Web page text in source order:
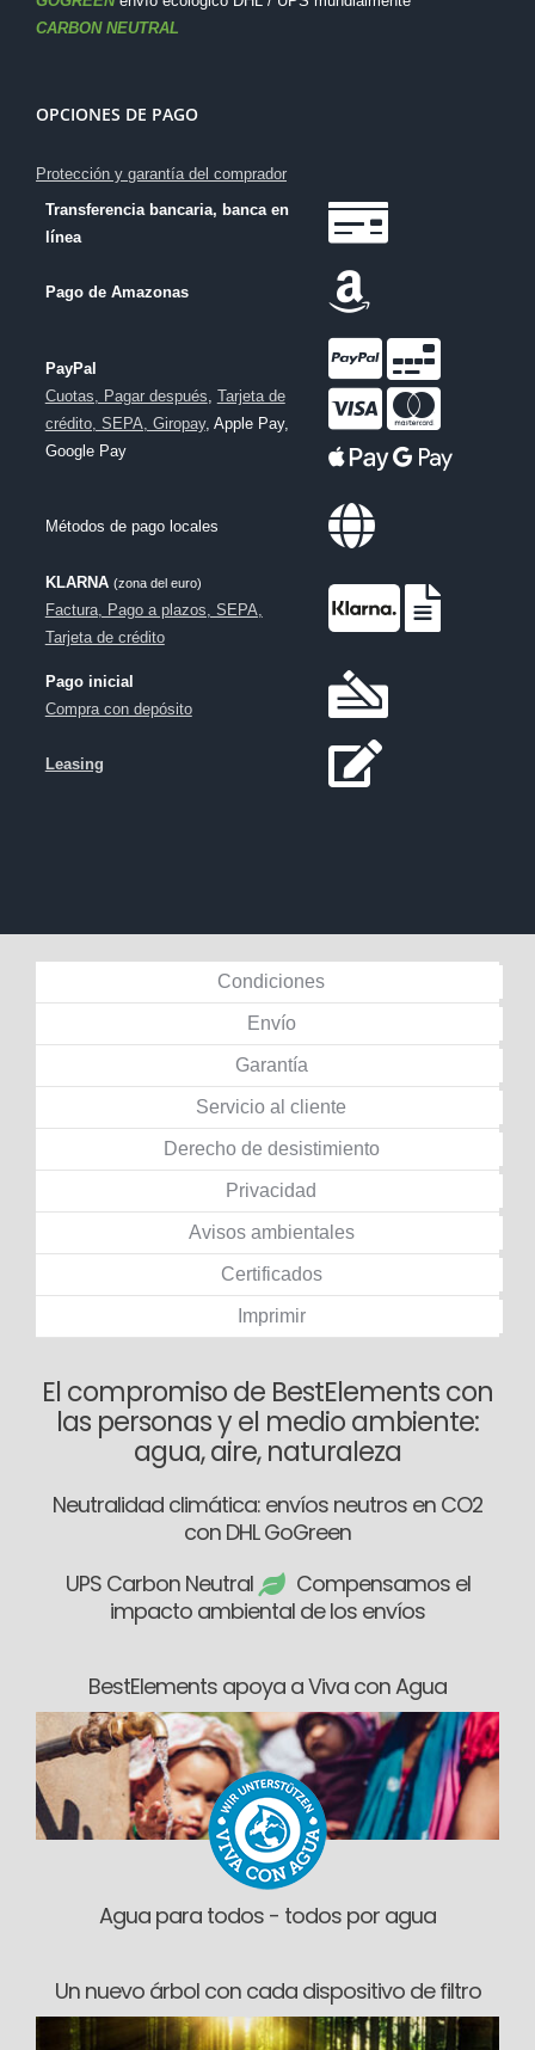
CARBON NEUTRAL
OPCIONES DE PAGO
Protección y garantía del comprador
Transferencia bancaria, banca en
línea
Pago de Amazonas
PayPal
Cuotas, Pagar después, Tarjeta de
crédito, SEPA, Giropay, Apple Pay,
Google Pay
Métodos de pago locales
KLARNA (zona del euro)
Factura, Pago a plazos, SEPA,
Tarjeta de crédito
Pago inicial
Compra con depósito
Leasing
Condiciones
Envío
Garantía
Servicio al cliente
Derecho de desistimiento
Privacidad
Avisos ambientales
Certificados
Imprimir
El compromiso de BestElements con
las personas y el medio ambiente:
agua, aire, naturaleza
Neutralidad climática: envíos neutros en CO2
con DHL GoGreen
UPS Carbon Neutral
Compensamos el
impacto ambiental de los envíos
BestElements apoya a Viva con Agua
Agua para todos - todos por agua
Un nuevo árbol con cada dispositivo de filtro